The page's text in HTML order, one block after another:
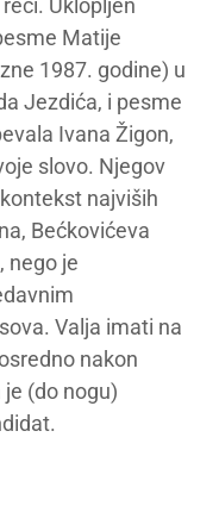
Uklopljen
Matije
1987. godine) u
Jezdića, i pesme
Ivana Žigon,
slovo. Njegov
najviših
Bećkovićeva
nego je
Valja imati na
nakon
(do nogu)